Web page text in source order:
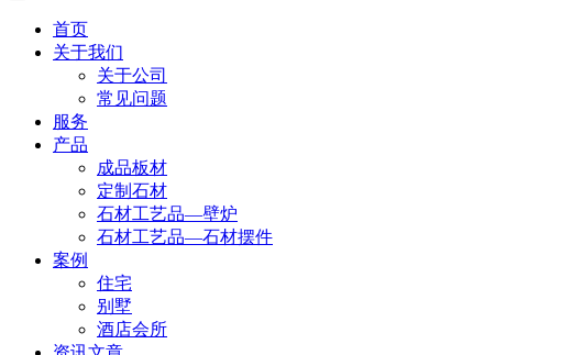
首页
关于我们
关于公司
常见问题
服务
产品
成品板材
定制石材
石材工艺品—壁炉
石材工艺品—石材摆件
案例
住宅
别墅
酒店会所